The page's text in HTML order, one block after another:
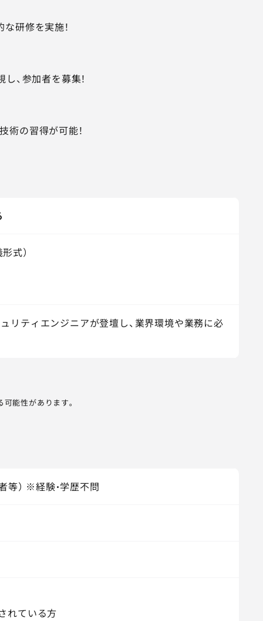
研修を実施！
、参加者を募集！
術の習得が可能！
式）
リティエンジニアが登壇し、業界環境や業務に必
能性があります。
等） ※経験・学歴不問
れている方